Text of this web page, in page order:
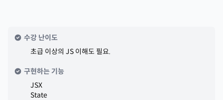
수강 난이도
초급 이상의 JS 이해도 필요.
구현하는 기능
JSX
State